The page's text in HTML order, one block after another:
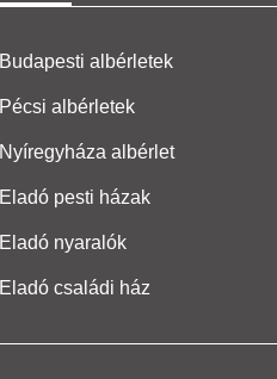
Budapesti albérletek
Pécsi albérletek
Nyíregyháza albérlet
Eladó pesti házak
Eladó nyaralók
Eladó családi ház